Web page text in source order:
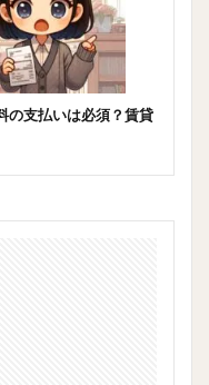
の支払いは必須？賃貸